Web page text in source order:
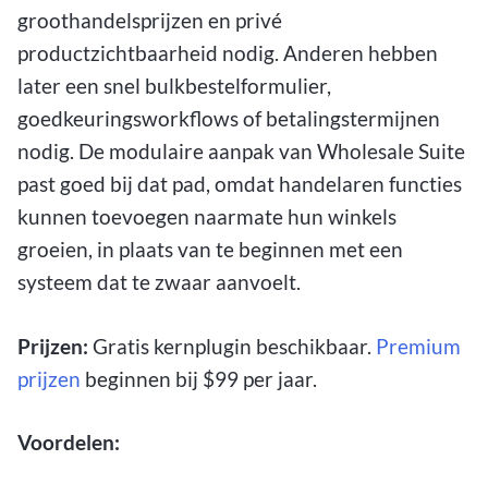
groothandelsprijzen en privé
productzichtbaarheid nodig. Anderen hebben
later een snel bulkbestelformulier,
goedkeuringsworkflows of betalingstermijnen
nodig. De modulaire aanpak van Wholesale Suite
past goed bij dat pad, omdat handelaren functies
kunnen toevoegen naarmate hun winkels
groeien, in plaats van te beginnen met een
systeem dat te zwaar aanvoelt.
Prijzen: Gratis kernplugin beschikbaar. Premium
prijzen beginnen bij $99 per jaar.
Voordelen: